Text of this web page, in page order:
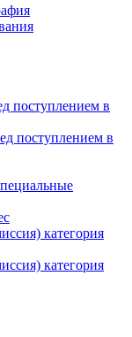
поступлением в
поступлением в
категория
категория